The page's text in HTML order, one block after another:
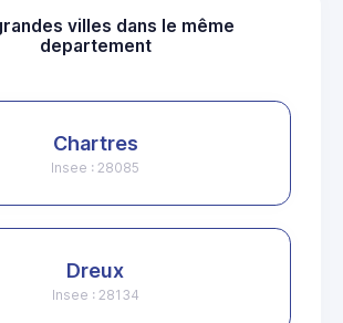
villes dans le même
departement
Chartres
Insee : 28085
Dreux
Insee : 28134